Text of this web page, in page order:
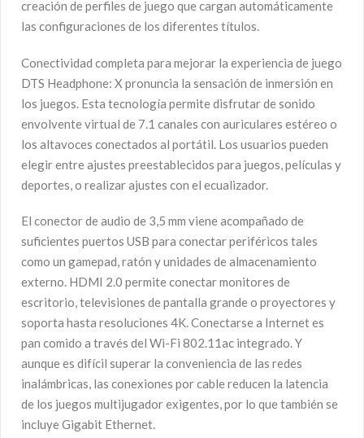
creación de perfiles de juego que cargan automáticamente
las configuraciones de los diferentes títulos.
Conectividad completa para mejorar la experiencia de juego
DTS Headphone: X pronuncia la sensación de inmersión en
los juegos. Esta tecnología permite disfrutar de sonido
envolvente virtual de 7.1 canales con auriculares estéreo o
los altavoces conectados al portátil. Los usuarios pueden
elegir entre ajustes preestablecidos para juegos, películas y
deportes, o realizar ajustes con el ecualizador.
El conector de audio de 3,5 mm viene acompañado de
suficientes puertos USB para conectar periféricos tales
como un gamepad, ratón y unidades de almacenamiento
externo. HDMI 2.0 permite conectar monitores de
escritorio, televisiones de pantalla grande o proyectores y
soporta hasta resoluciones 4K. Conectarse a Internet es
pan comido a través del Wi-Fi 802.11ac integrado. Y
aunque es difícil superar la conveniencia de las redes
inalámbricas, las conexiones por cable reducen la latencia
de los juegos multijugador exigentes, por lo que también se
incluye Gigabit Ethernet.